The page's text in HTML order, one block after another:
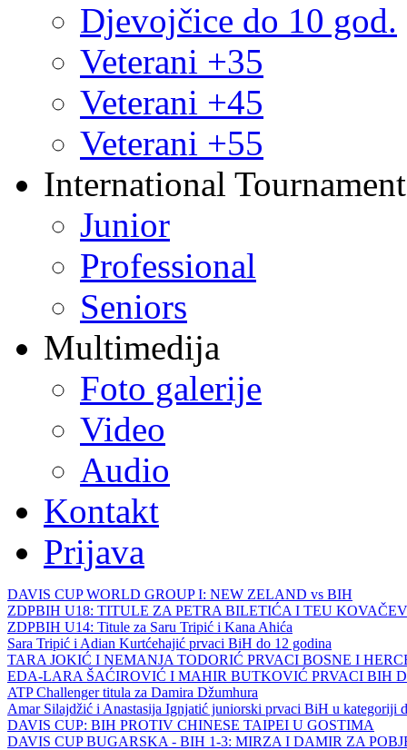
Djevojčice do 10 god.
Veterani +35
Veterani +45
Veterani +55
International
Junior
Professional
Seniors
Multimedija
Foto galerije
Video
Audio
Kontakt
Prijava
DAVIS CUP WORLD GROUP I: NEW ZELAND vs BIH
ZDPBIH U18: TITULE ZA PETRA BILETIĆA I TEU
ZDPBIH U14: Titule za Saru Tripić i Kana Ahića
Sara Tripić i Adian Kurtćehajić prvaci BiH do 12 godina
TARA JOKIĆ I NEMANJA TODORIĆ PRVACI BOSNE I
EDA-LARA ŠAĆIROVIĆ I MAHIR BUTKOVIĆ PRVACI BIH
ATP Challenger titula za Damira Džumhura
Amar Silajdžić i Anastasija Ignjatić juniorski prvaci BiH u kategoriji
DAVIS CUP: BIH PROTIV CHINESE TAIPEI U GOSTIMA
DAVIS CUP BUGARSKA - BIH 1-3: MIRZA I DAMIR ZA